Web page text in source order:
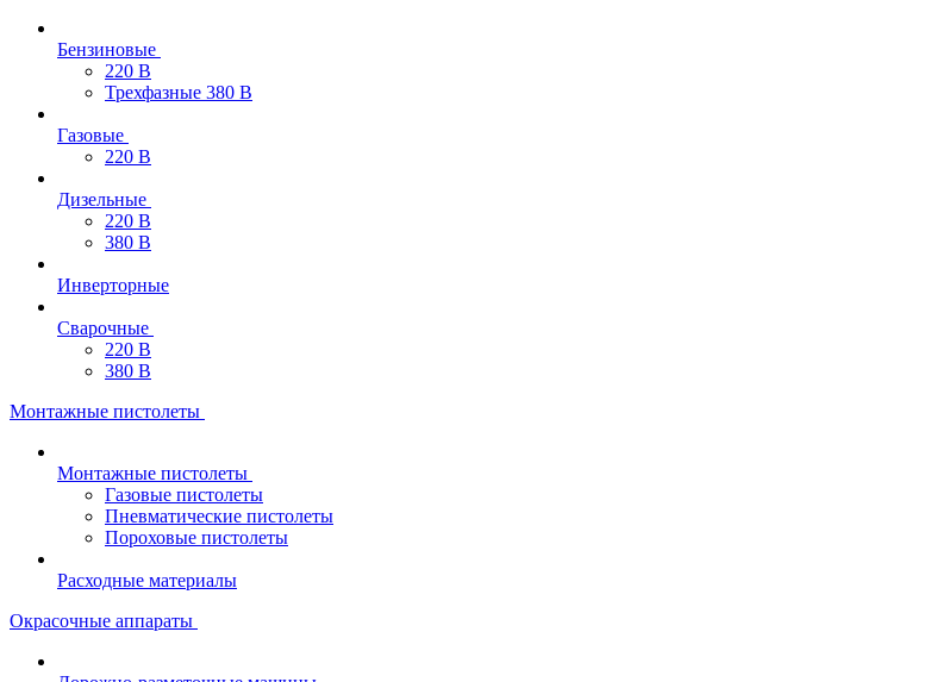
Бензиновые
220 В
Трехфазные 380 В
Газовые
220 В
Дизельные
220 В
380 В
Инверторные
Сварочные
220 В
380 В
Монтажные пистолеты
Монтажные пистолеты
Газовые пистолеты
Пневматические пистолеты
Пороховые пистолеты
Расходные материалы
Окрасочные аппараты